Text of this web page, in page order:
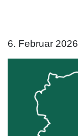
6. Februar 2026